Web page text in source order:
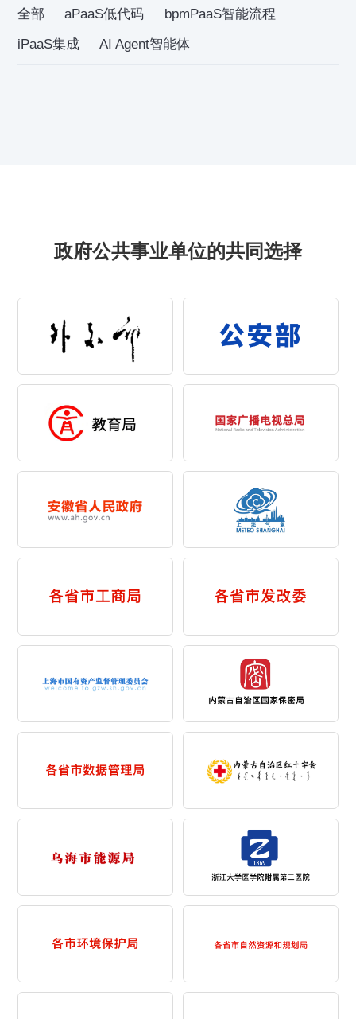
全部 aPaaS低代码
bpmPaaS智能流程
iPaaS集成
AI Agent智能体
政府公共事业单位的共同选择